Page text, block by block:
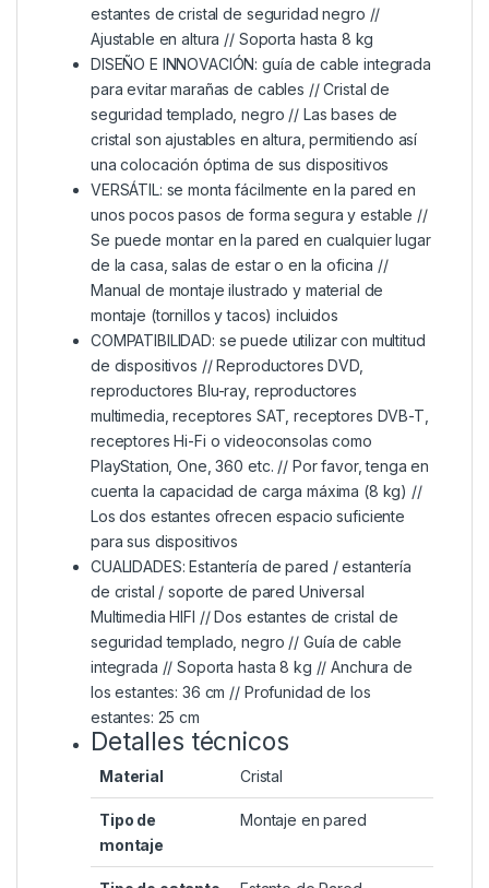
estantes de cristal de seguridad negro //
Ajustable en altura // Soporta hasta 8 kg
DISEÑO E INNOVACIÓN: guía de cable integrada
para evitar marañas de cables // Cristal de
seguridad templado, negro // Las bases de
cristal son ajustables en altura, permitiendo así
una colocación óptima de sus dispositivos
VERSÁTIL: se monta fácilmente en la pared en
unos pocos pasos de forma segura y estable //
Se puede montar en la pared en cualquier lugar
de la casa, salas de estar o en la oficina //
Manual de montaje ilustrado y material de
montaje (tornillos y tacos) incluidos
COMPATIBILIDAD: se puede utilizar con multitud
de dispositivos // Reproductores DVD,
reproductores Blu-ray, reproductores
multimedia, receptores SAT, receptores DVB-T,
receptores Hi-Fi o videoconsolas como
PlayStation, One, 360 etc. // Por favor, tenga en
cuenta la capacidad de carga máxima (8 kg) //
Los dos estantes ofrecen espacio suficiente
para sus dispositivos
CUALIDADES: Estantería de pared / estantería
de cristal / soporte de pared Universal
Multimedia HIFI // Dos estantes de cristal de
seguridad templado, negro // Guía de cable
integrada // Soporta hasta 8 kg // Anchura de
los estantes: 36 cm // Profunidad de los
estantes: 25 cm
Detalles técnicos
Material ‎Cristal
Tipo de
montaje
‎Montaje en pared